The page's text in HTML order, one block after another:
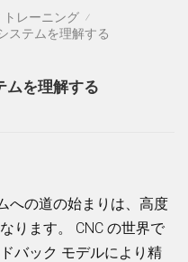
トレーニング /
ステムを理解する
ムを理解する
への道の始まりは、高度
ります。 CNC の世界で
バック モデルにより精